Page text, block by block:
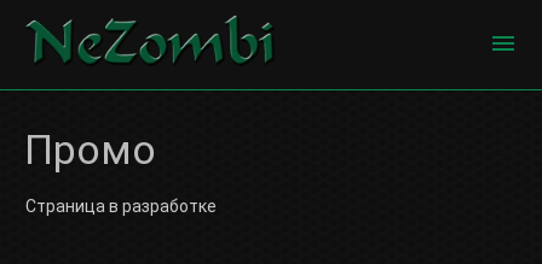
Промо
Страница в разработке